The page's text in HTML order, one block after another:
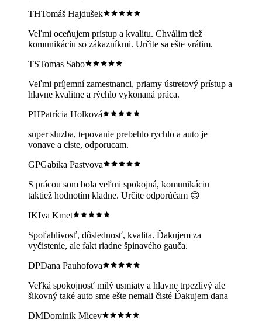
THTomáš Hajdušek
Veľmi oceňujem prístup a kvalitu. Chválim tiež
komunikáciu so zákazníkmi. Určite sa ešte vrátim.
TSTomas Sabo
Veľmi príjemní zamestnanci, priamy ústretový prístup a
hlavne kvalitne a rýchlo vykonaná práca.
PHPatrícia Holková
super sluzba, tepovanie prebehlo rychlo a auto je
vonave a ciste, odporucam.
GPGabika Pastvova
S prácou som bola veľmi spokojná, komunikáciu
taktiež hodnotím kladne. Určite odporúčam 😊
IKIva Kmet
Spoľahlivosť, dôslednosť, kvalita. Ďakujem za
vyčistenie, ale fakt riadne špinavého gauča.
DPDana Pauhofova
Veľká spokojnosť milý usmiaty a hlavne trpezlivý ale
šikovný také auto sme ešte nemali čisté Ďakujem dana
DMDominik Micev